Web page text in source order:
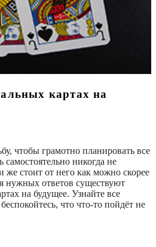
картах на
чтобы грамотно планировать все
никогда не
же стоит от него как можно скорее
нужных ответов существуют
на будущее. Узнайте все
что что-то пойдёт не